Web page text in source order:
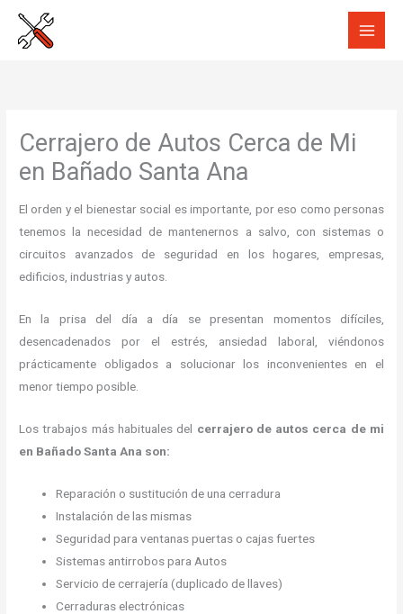
Cerrajero de Autos Cerca de Mi
en Bañado Santa Ana
El orden y el bienestar social es importante, por eso como personas
tenemos la necesidad de mantenernos a salvo, con sistemas o
circuitos avanzados de seguridad en los hogares, empresas,
edificios, industrias y autos.
En la prisa del día a día se presentan momentos difíciles,
desencadenados por el estrés, ansiedad laboral, viéndonos
prácticamente obligados a solucionar los inconvenientes en el
menor tiempo posible.
Los trabajos más habituales del cerrajero de autos cerca de mi
en Bañado Santa Ana son:
Reparación o sustitución de una cerradura
Instalación de las mismas
Seguridad para ventanas puertas o cajas fuertes
Sistemas antirrobos para Autos
Servicio de cerrajería (duplicado de llaves)
Cerraduras electrónicas